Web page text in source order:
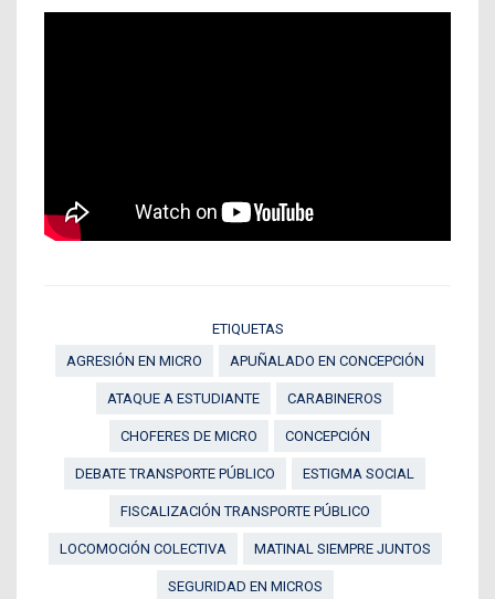
ETIQUETAS
AGRESIÓN EN MICRO
APUÑALADO EN CONCEPCIÓN
ATAQUE A ESTUDIANTE CARABINEROS
CHOFERES DE MICRO CONCEPCIÓN
DEBATE TRANSPORTE PÚBLICO ESTIGMA SOCIAL
FISCALIZACIÓN TRANSPORTE PÚBLICO
LOCOMOCIÓN COLECTIVA MATINAL SIEMPRE JUNTOS
SEGURIDAD EN MICROS